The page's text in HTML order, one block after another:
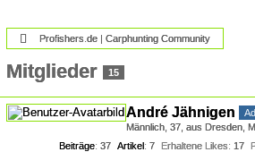
Profishers.de | Carphunting Community
Mitglieder 15
André Jähnigen
Männlich 37 aus Dresden
Beiträge 37 Artikel 7 Erhaltene Likes 17